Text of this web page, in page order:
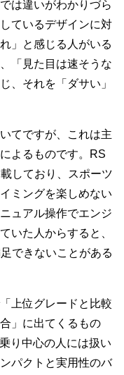
は違いがわかりづら
ているデザインに対
」と感じる人がいる
「見た目は速そうな
、それを「ダサい」
てですが、これは主
よるものです。RS
しており、スポーツ
ミングを楽しめない
ュアル操作でエンジ
いた人からすると、
できないことがある
上位グレードと比較
」に出てくるもの
り中心の人には扱い
パクトと実用性のバ